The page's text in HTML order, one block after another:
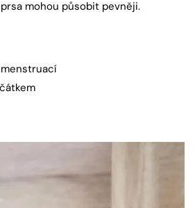
mohou působit pevněji.